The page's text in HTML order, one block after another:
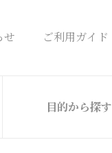
せ ご利用ガイド
目的から探す